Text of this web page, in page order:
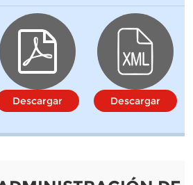
Descargar Descargar